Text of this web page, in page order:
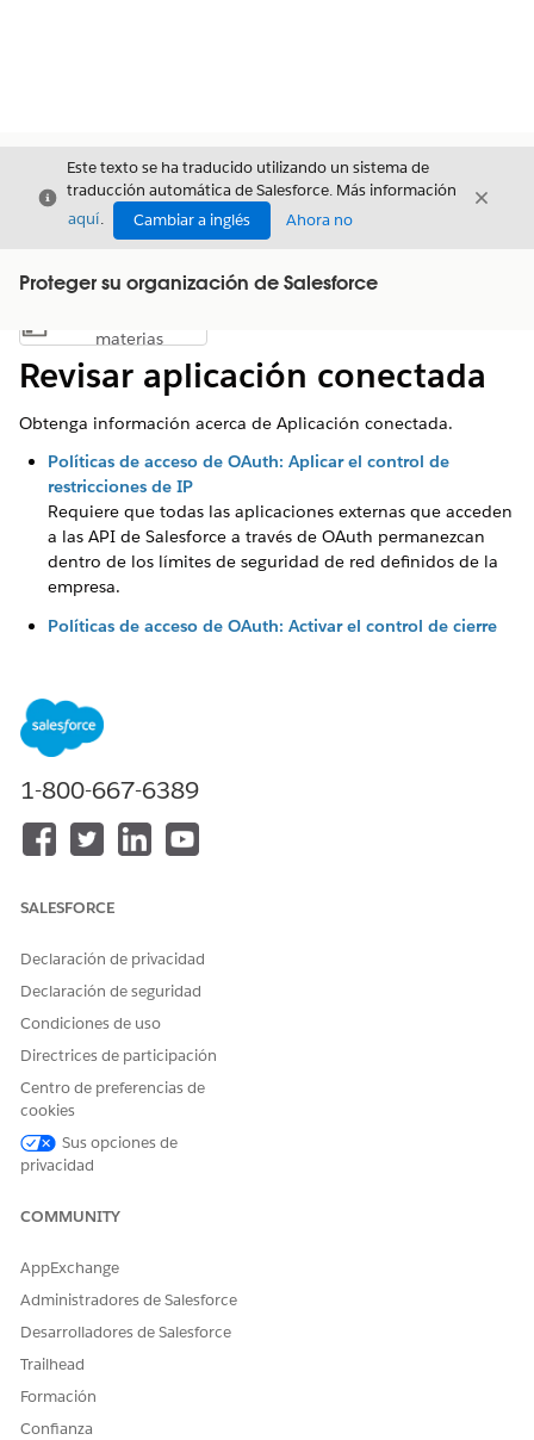
Cerrar
Este texto se ha traducido utilizando un sistema de
traducción automática de Salesforce. Más información
aquí. Cambiar a inglés Ahora no
Cerrar
Proteger su organización de Salesforce
Mostrar índice de materias
materias
Revisar aplicación conectada
Obtenga información acerca de Aplicación conectada.
Políticas de acceso de OAuth: Aplicar el control de
restricciones de IP
Requiere que todas las aplicaciones externas que acceden
a las API de Salesforce a través de OAuth permanezcan
dentro de los límites de seguridad de red definidos de la
empresa.
Políticas de acceso de OAuth: Activar el control de cierre
automáticamente todas las sesiones asociadas en el
ecosistema de identidad federado para esa aplicación
conectada.
1-800-667-6389
SALESFORCE
Declaración de privacidad
Declaración de seguridad
Condiciones de uso
Directrices de participación
Centro de preferencias de
cookies
Sus opciones de
privacidad
COMMUNITY
AppExchange
Administradores de Salesforce
Desarrolladores de Salesforce
Trailhead
Formación
Confianza